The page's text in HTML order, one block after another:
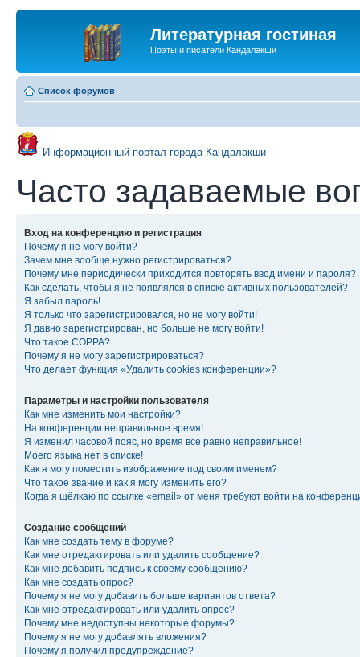
Литературная гостиная
Поэты и писатели Кандалакши
Список форумов
Информационный портал города Кандалакши
Часто задаваемые
Вход на конференцию и регистрация
Почему я не могу войти?
Зачем мне вообще нужно регистрироваться?
Почему мне периодически приходится повторять ввод имени и пароля?
Как сделать, чтобы я не появлялся в списке активных пользователей?
Я забыл пароль!
Я только что зарегистрировался, но не могу войти!
Я давно зарегистрирован, но больше не могу войти!
Что такое COPPA?
Почему я не могу зарегистрироваться?
Что делает функция «Удалить cookies конференции»?
Параметры и настройки пользователя
Как мне изменить мои настройки?
На конференции неправильное время!
Я изменил часовой пояс, но время все равно неправильное!
Моего языка нет в списке!
Как я могу поместить изображение под своим именем?
Что такое звание и как я могу изменить его?
Когда я щёлкаю по ссылке «email» от меня требуют войти на
Создание сообщений
Как мне создать тему в форуме?
Как мне отредактировать или удалить сообщение?
Как мне добавить подпись к своему сообщению?
Как мне создать опрос?
Почему я не могу добавить больше вариантов ответа?
Как мне отредактировать или удалить опрос?
Почему мне недоступны некоторые форумы?
Почему я не могу добавлять вложения?
Почему я получил предупреждение?